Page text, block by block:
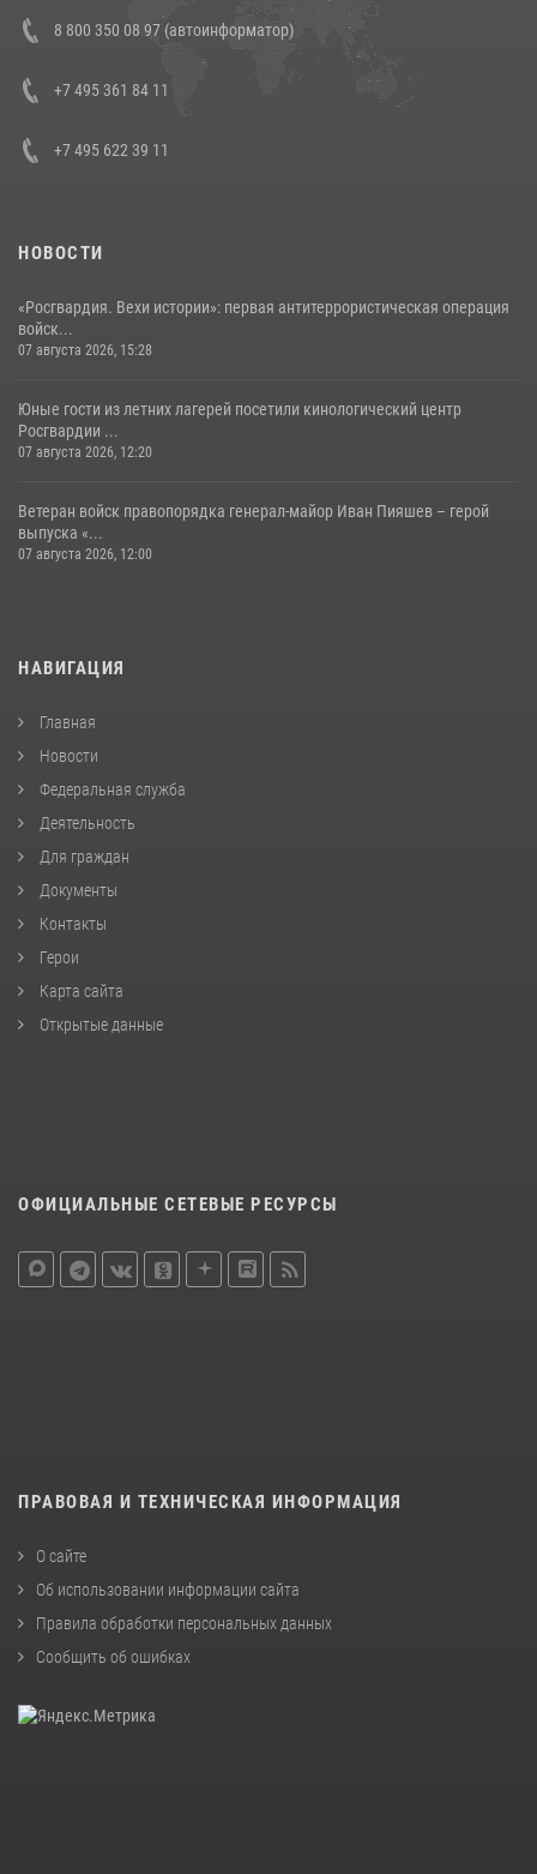
В Росгвардии прошла военно-научная конференция по обобщению
боевого опыта
8 800 350 08 97 (автоинформатор)
+7 495 361 84 11
+7 495 622 39 11
НОВОСТИ
«Росгвардия. Вехи истории»: первая антитеррористическая операция
войск...
07 августа 2026, 15:28
Юные гости из летних лагерей посетили кинологический центр
Росгвардии ...
07 августа 2026, 12:20
Ветеран войск правопорядка генерал-майор Иван Пияшев – герой
выпуска «...
07 августа 2026, 12:00
НАВИГАЦИЯ
Главная
Новости
Федеральная служба
Деятельность
Для граждан
Документы
Контакты
Герои
Карта сайта
Открытые данные
ОФИЦИАЛЬНЫЕ СЕТЕВЫЕ РЕСУРСЫ
ПРАВОВАЯ И ТЕХНИЧЕСКАЯ ИНФОРМАЦИЯ
О сайте
Об использовании информации сайта
Правила обработки персональных данных
Сообщить об ошибках